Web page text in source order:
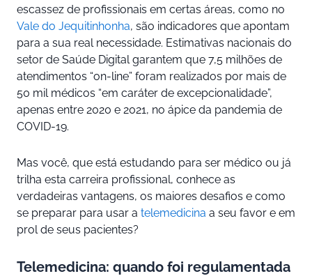
escassez de profissionais em certas áreas, como no
Vale do Jequitinhonha, são indicadores que apontam
para a sua real necessidade. Estimativas nacionais do
setor de Saúde Digital garantem que 7,5 milhões de
atendimentos “on-line” foram realizados por mais de
50 mil médicos “em caráter de excepcionalidade”,
apenas entre 2020 e 2021, no ápice da pandemia de
COVID-19.
Mas você, que está estudando para ser médico ou já
trilha esta carreira profissional, conhece as
verdadeiras vantagens, os maiores desafios e como
se preparar para usar a telemedicina a seu favor e em
prol de seus pacientes?
Telemedicina: quando foi regulamentada